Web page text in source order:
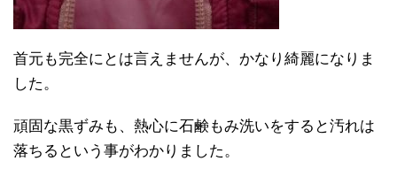
首元も完全にとは言えませんが、かなり綺麗になりま
した。
頑固な黒ずみも、熱心に石鹸もみ洗いをすると汚れは
落ちるという事がわかりました。